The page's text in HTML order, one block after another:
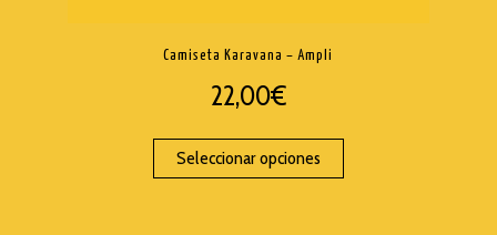
Camiseta Karavana – Ampli
22,00€
Seleccionar opciones